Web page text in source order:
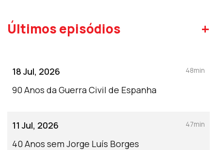
Últimos episódios +
18 Jul, 2026
90 Anos da Guerra Civil de Espanha
48min
11 Jul, 2026
40 Anos sem Jorge Luís Borges
47min